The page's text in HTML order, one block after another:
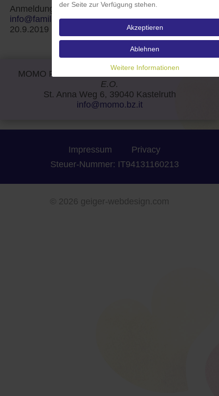
Anmeldung bei KFS unter Tel. 0471 974778 und
info@familienverband.it. Anmeldeschluss
20.9.2019
MOMO Förderverein Kinder-Palliativ in Südtirol
E.O.
St. Anna Weg 6, 39040 Kastelruth
info@momo.bz.it
Impressum
Privacy
Steuer-Nummer: IT94131160213
© 2026 geiger-webdesign.com
der Seite zur Verfügung stehen.
Akzeptieren
Ablehnen
Weitere Informationen